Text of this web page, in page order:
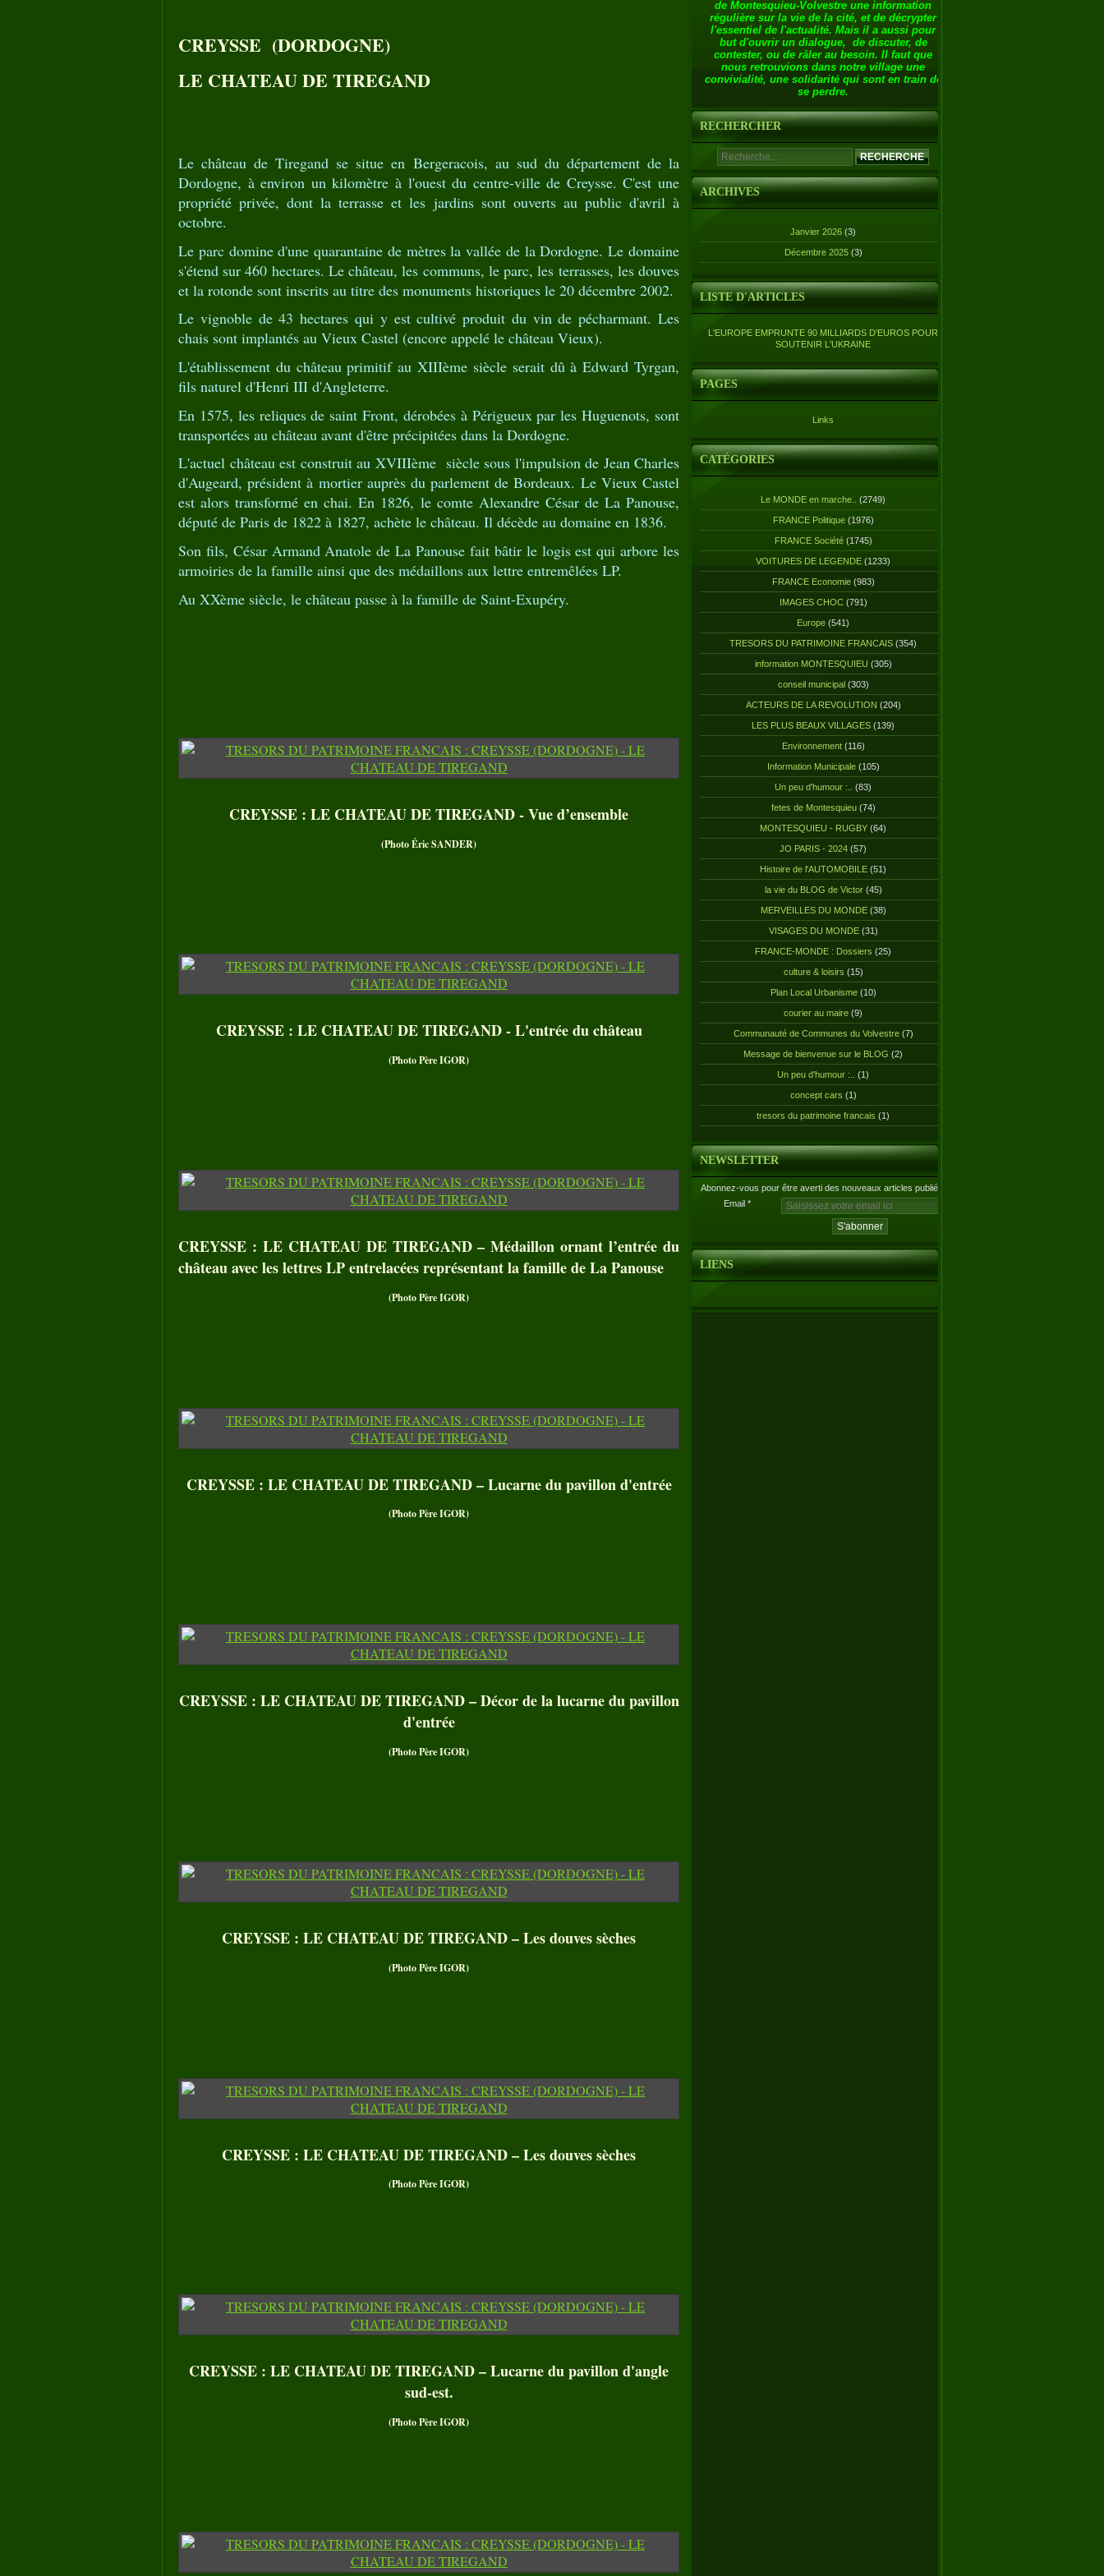
CREYSSE (DORDOGNE)
LE CHATEAU DE TIREGAND
Le château de Tiregand se situe en Bergeracois, au sud du département de la
Dordogne, à environ un kilomètre à l'ouest du centre-ville de Creysse. C'est une
propriété privée, dont la terrasse et les jardins sont ouverts au public d'avril à
octobre.
Le parc domine d'une quarantaine de mètres la vallée de la Dordogne. Le domaine
s'étend sur 460 hectares. Le château, les communs, le parc, les terrasses, les douves
et la rotonde sont inscrits au titre des monuments historiques le 20 décembre 2002.
Le vignoble de 43 hectares qui y est cultivé produit du vin de pécharmant. Les
chais sont implantés au Vieux Castel (encore appelé le château Vieux).
L'établissement du château primitif au XIIIème siècle serait dû à Edward Tyrgan,
fils naturel d'Henri III d'Angleterre.
En 1575, les reliques de saint Front, dérobées à Périgueux par les Huguenots, sont
transportées au château avant d'être précipitées dans la Dordogne.
L'actuel château est construit au XVIIIème siècle sous l'impulsion de Jean Charles
d'Augeard, président à mortier auprès du parlement de Bordeaux. Le Vieux Castel
est alors transformé en chai. En 1826, le comte Alexandre César de La Panouse,
député de Paris de 1822 à 1827, achète le château. Il décède au domaine en 1836.
Son fils, César Armand Anatole de La Panouse fait bâtir le logis est qui arbore les
armoiries de la famille ainsi que des médaillons aux lettre entremêlées LP.
Au XXème siècle, le château passe à la famille de Saint-Exupéry.
CREYSSE : LE CHATEAU DE TIREGAND - Vue d’ensemble
(Photo Éric SANDER)
CREYSSE : LE CHATEAU DE TIREGAND - L'entrée du château
(Photo Père IGOR)
CREYSSE : LE CHATEAU DE TIREGAND – Médaillon ornant l’entrée du
château avec les lettres LP entrelacées représentant la famille de La Panouse
(Photo Père IGOR)
CREYSSE : LE CHATEAU DE TIREGAND – Lucarne du pavillon d'entrée
(Photo Père IGOR)
CREYSSE : LE CHATEAU DE TIREGAND – Décor de la lucarne du pavillon
d'entrée
(Photo Père IGOR)
CREYSSE : LE CHATEAU DE TIREGAND – Les douves sèches
(Photo Père IGOR)
CREYSSE : LE CHATEAU DE TIREGAND – Les douves sèches
(Photo Père IGOR)
CREYSSE : LE CHATEAU DE TIREGAND – Lucarne du pavillon d'angle
sud-est.
(Photo Père IGOR)
de Montesquieu-Volvestre une information
régulière sur la vie de la cité, et de décrypter
l'essentiel de l'actualité. Mais il a aussi pour
but d'ouvrir un dialogue, de discuter, de
contester, ou de râler au besoin. Il faut que
nous retrouvions dans notre village une
convivialité, une solidarité qui sont en train de
se perdre.
RECHERCHER
ARCHIVES
Janvier 2026 (3)
Décembre 2025 (3)
LISTE D'ARTICLES
L'EUROPE EMPRUNTE 90 MILLIARDS D'EUROS POUR
SOUTENIR L'UKRAINE
PAGES
Links
CATÉGORIES
Le MONDE en marche.. (2749)
FRANCE Politique(1976)
FRANCE Société(1745)
VOITURES DE LEGENDE (1233)
FRANCE Economie(983)
IMAGES CHOC(791)
Europe (541)
TRESORS DU PATRIMOINE FRANCAIS (354)
information MONTESQUIEU (305)
conseil municipal(303)
ACTEURS DE LA REVOLUTION (204)
LES PLUS BEAUX VILLAGES (139)
Environnement(116)
Information Municipale(105)
Un peu d'humour :.. (83)
fetes de Montesquieu(74)
MONTESQUIEU - RUGBY (64)
JO PARIS - 2024 (57)
Histoire de l'AUTOMOBILE (51)
la vie du BLOG de Victor(45)
MERVEILLES DU MONDE(38)
VISAGES DU MONDE(31)
FRANCE-MONDE : Dossiers (25)
culture & loisirs (15)
Plan Local Urbanisme(10)
courier au maire (9)
Communauté de Communes du Volvestre(7)
Message de bienvenue sur le BLOG (2)
Un peu d'humour :.. (1)
concept cars (1)
tresors du patrimoine francais (1)
NEWSLETTER
Abonnez-vous pour être averti des nouveaux articles publiés.
Email
LIENS